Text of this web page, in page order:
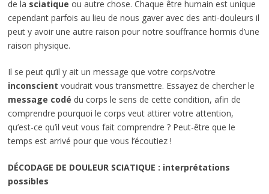
de la sciatique ou autre chose. Chaque être humain est unique
cependant parfois au lieu de nous gaver avec des anti-douleurs il
peut y avoir une autre raison pour notre souffrance hormis d’une
raison physique.
Il se peut qu’il y ait un message que votre corps/votre
inconscient voudrait vous transmettre. Essayez de chercher le
message codé du corps le sens de cette condition, afin de
comprendre pourquoi le corps veut attirer votre attention,
qu’est-ce qu’il veut vous fait comprendre ? Peut-être que le
temps est arrivé pour que vous l’écoutiez !
DÉCODAGE DE DOULEUR SCIATIQUE : interprétations
possibles